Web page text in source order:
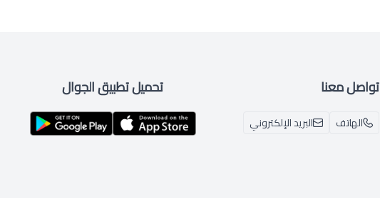
تواصل معنا
الهاتف البريد الإلكتروني
تحميل تطبيق الجوال